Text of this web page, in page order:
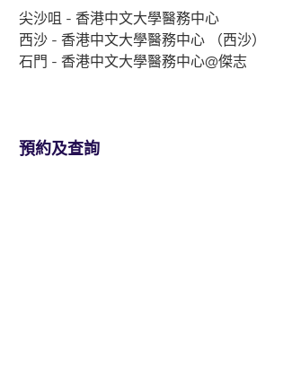
尖沙咀 - 香港中文大學醫務中心
西沙 - 香港中文大學醫務中心 （西沙）
石門 - 香港中文大學醫務中心@傑志
預約及查詢